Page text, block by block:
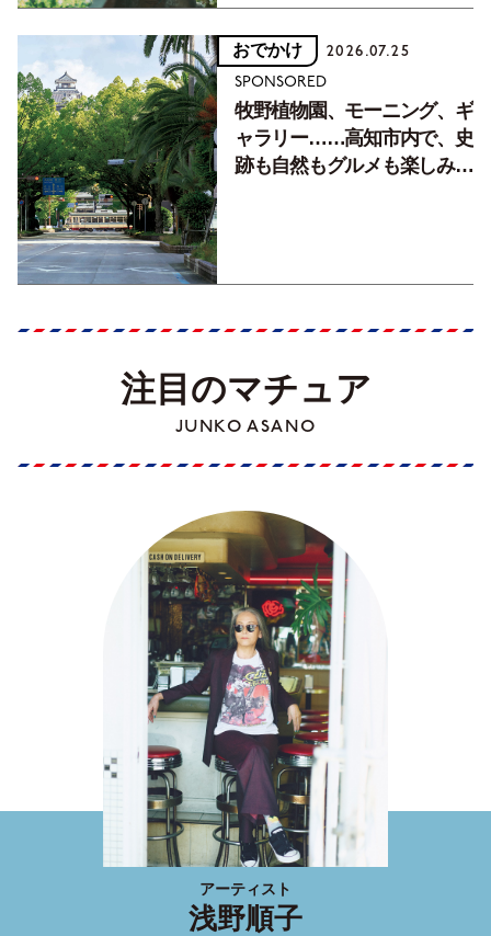
おでかけ 2026.07.25
SPONSORED
牧野植物園、モーニング、ギ
ャラリー……高知市内で、史
跡も自然もグルメも楽しみ尽
注目のマチュア
JUNKO ASANO
アーティスト
浅野順子